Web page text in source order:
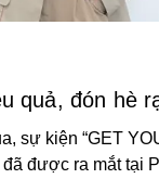
quả, đón hè
sự kiện “GET
đã được ra mắt tại